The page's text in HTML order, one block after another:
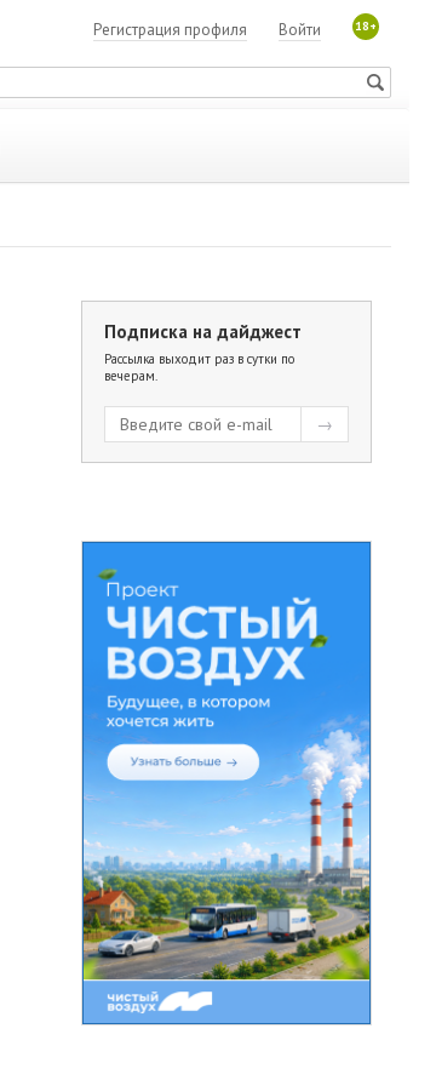
18+
Войти
Регистрация профиля
Подписка на дайджест
Рассылка выходит раз в сутки по
вечерам.